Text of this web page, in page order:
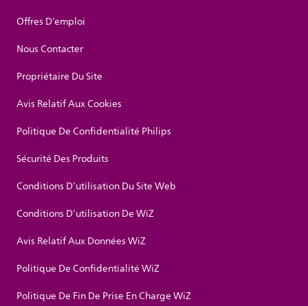
Offres D’emploi
Nous Contacter
Propriétaire Du Site
Avis Relatif Aux Cookies
Politique De Confidentialité Philips
Sécurité Des Produits
Conditions D’utilisation Du Site Web
Conditions D’utilisation De WiZ
Avis Relatif Aux Données WiZ
Politique De Confidentialité WiZ
Politique De Fin De Prise En Charge WiZ